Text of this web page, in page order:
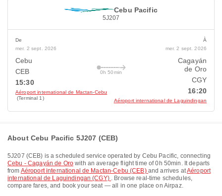
Cebu Pacific
5J207
De
mer. 2 sept. 2026
Cebu
CEB
15:30
Aéroport international de Mactan-Cebu
(Terminal 1)
0h 50min
À
mer. 2 sept. 2026
Cagayán
de Oro
CGY
16:20
Aéroport international de Laguindingan
About Cebu Pacific 5J207 (CEB)
5J207 (CEB) is a scheduled service operated by Cebu Pacific, connecting
Cebu - Cagayán de Orowith an average flight time of0h 50min . It departs
from Aéroport international de Mactan-Cebu (CEB) and arrives atAéroport
international de Laguindingan (CGY) . Browse real-time schedules,
compare fares, and book your seat — all in one place on Airpaz.